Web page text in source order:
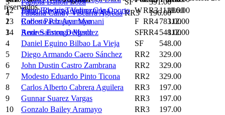
12
Jorge Edwart Tejerina Copa RR3
186.00
13
Roberto Paz Aramayo RR4
112.00
14
Rene Salmon Delgado RR4 112.00
3
Fabiola Ballon Loza SF
391.00
4
Fabiana Candy Viscarra Agreda RR3 196.00
1
Diego Rodrigo Valenzuela Oporto W
1118.00
2
Carlos Pachajaya Mamani F
783.00
3
Andres Estrugo Mendez SF
548.00
4
Daniel Eguino Bilbao La Vieja SF
548.00
5
Diego Armando Caero Sánchez RR2
329.00
6
John Dustin Castro Zambrana RR2
329.00
7
Modesto Eduardo Pinto Ticona RR2
329.00
8
Carlos Alberto Cabrera Aguilera RR3
197.00
9
Gunnar Suarez Vargas RR3
197.00
10
Gonzalo Bailey Aramayo RR3
197.00
reservados.